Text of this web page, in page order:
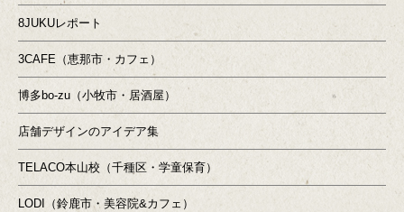
8JUKUレポート
3CAFE（恵那市・カフェ）
博多bo-zu（小牧市・居酒屋）
店舗デザインのアイデア集
TELACO本山校（千種区・学童保育）
LODI（鈴鹿市・美容院&カフェ）